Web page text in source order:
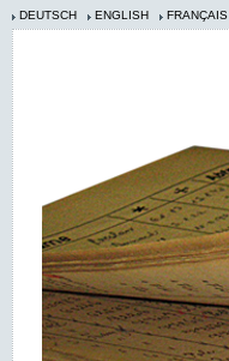
DEUTSCH ENGLISH FRANÇAIS